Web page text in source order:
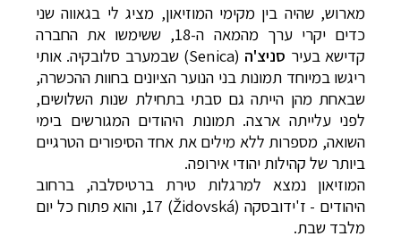
מארוש, שהיה בין מקימי המוזיאון, מציג לי בגאווה שני
כדים יקרי ערך מהמאה ה-18, ששימשו את החברה
קדישא בעיר סניצ'ה (
Senica) שבמערב סלובקיה. אותי
ריגשו במיוחד תמונות בני הנוער הציונים בחוות ההכשרה,
שבאחת מהן הייתה גם סבתי בתחילת שנות השלושים,
לפני עלייתה ארצה. תמונות היהודים המגורשים בימי
השואה, מספרות ללא מילים את אחד הסיפורים הטרגיים
ביותר של קהילות יהודי אירופה.
המוזיאון נמצא למרגלות טירת ברטיסלבה, ברחוב
היהודים - ז'ידובסקה (Židovská
) 17, והוא פתוח כל יום
מלבד שבת.